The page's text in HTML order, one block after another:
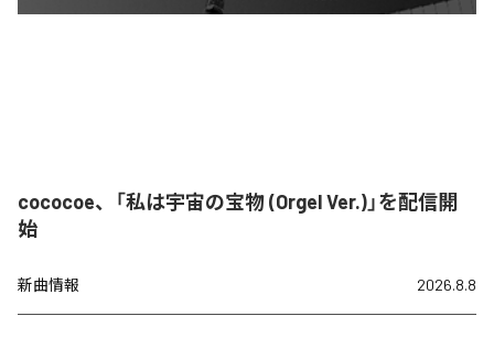
cococoe、「私は宇宙の宝物 (Orgel Ver.)」を配信開
始
新曲情報 2026.8.8